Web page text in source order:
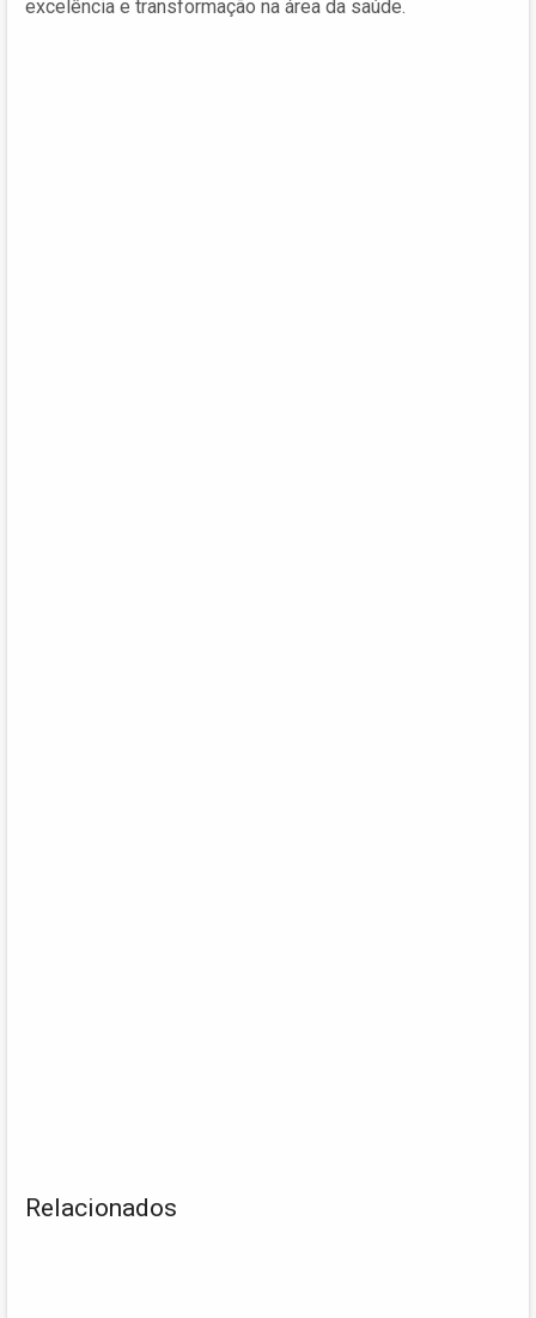
excelência e transformação na área da saúde.
Relacionados